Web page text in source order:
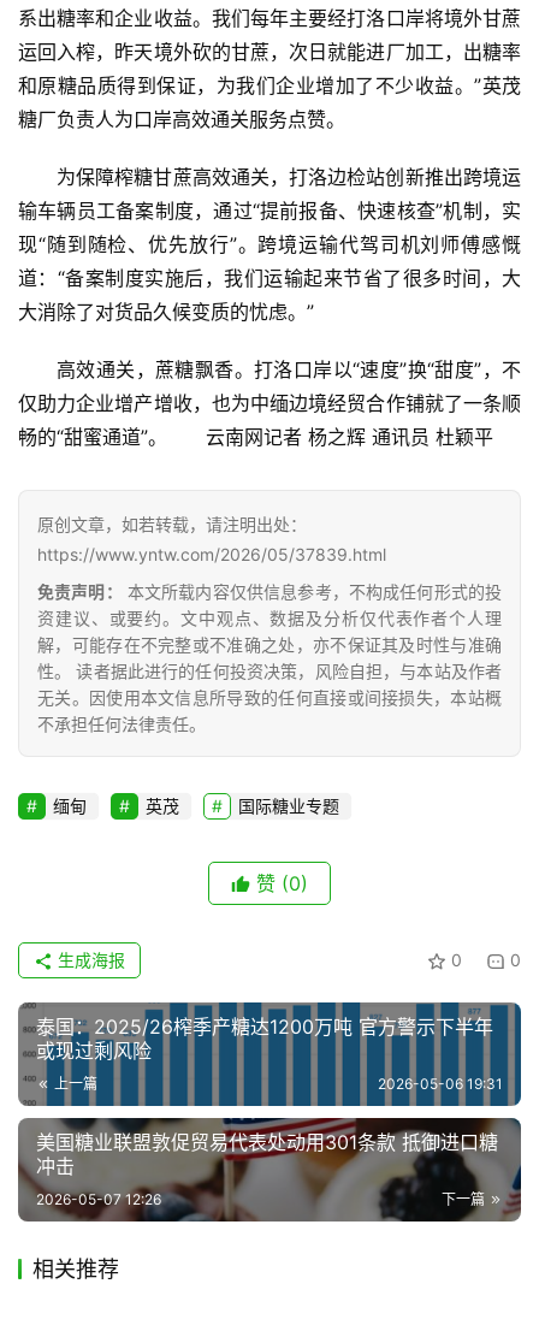
首
页
云
糖
网
公
众
现
报
价
专
题
频
道
业
链
产
销
储
运
系出糖率和企业收益。我们每年主要经打洛口岸将境外甘蔗
运回入榨，昨天境外砍的甘蔗，次日就能进厂加工，出糖率
和原糖品质得到保证，为我们企业增加了不少收益。”英茂
糖厂负责人为口岸高效通关服务点赞。
为保障榨糖甘蔗高效通关，打洛边检站创新推出跨境运
输车辆员工备案制度，通过“提前报备、快速核查”机制，实
现“随到随检、优先放行”。跨境运输代驾司机刘师傅感慨
道：“备案制度实施后，我们运输起来节省了很多时间，大
大消除了对货品久候变质的忧虑。”
高效通关，蔗糖飘香。打洛口岸以“速度”换“甜度”，不
仅助力企业增产增收，也为中缅边境经贸合作铺就了一条顺
畅的“甜蜜通道”。　　云南网记者 杨之辉 通讯员 杜颖平
原创文章，如若转载，请注明出处：
https://www.yntw.com/2026/05/37839.html
免责声明：
本文所载内容仅供信息参考，不构成任何形式的投
资建议、或要约。文中观点、数据及分析仅代表作者个人理
解，可能存在不完整或不准确之处，亦不保证其及时性与准确
性。 读者据此进行的任何投资决策，风险自担，与本站及作者
无关。因使用本文信息所导致的任何直接或间接损失，本站概
不承担任何法律责任。
缅甸 英茂 国际糖业专题
赞 (0)
0 0
生成海报
泰国：2025/26榨季产糖达1200万吨 官方警示下半年
或现过剩风险
上一篇 2026-05-06 19:31
美国糖业联盟敦促贸易代表处动用301条款 抵御进口糖
冲击
下一篇
2026-05-07 12:26
相关推荐